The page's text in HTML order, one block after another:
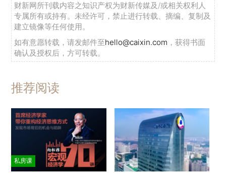
财新网所刊载内容之知识产权为财新传媒及/或相关权利人
专属所有或持有。未经许可，禁止进行转载、摘编、复制及
建立镜像等任何使用。
如有意愿转载，请发邮件至hello@caixin.com ，获得书面
确认及授权后，方可转载。
推荐阅读
私房课